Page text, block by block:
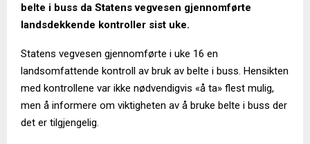
belte i buss da Statens vegvesen gjennomførte
landsdekkende kontroller sist uke.
Statens vegvesen gjennomførte i uke 16 en
landsomfattende kontroll av bruk av belte i buss. Hensikten
med kontrollene var ikke nødvendigvis «å ta» flest mulig,
men å informere om viktigheten av å bruke belte i buss der
det er tilgjengelig.